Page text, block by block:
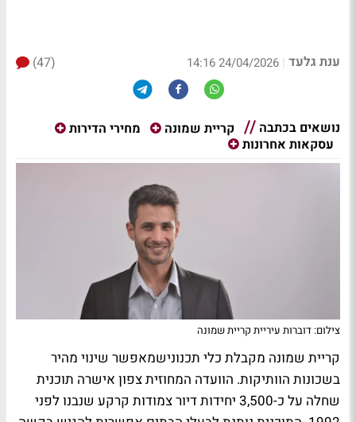
ענת גלעד |
24/04/2026 14:16
(47)
נושאים בכתבה קריית שמונה
מחירי הדירות
עסקאות אחרונות
צילום: דוברות עיריית קריית שמונה
קריית שמונה מקבלת כלי תכנונישמאפשר שינוי מהיר
בשכונות הוותיקות. הוועדה המחוזית צפון אישרה תוכנית
שחלה על כ-3,500 יחידות דיור צמודות קרקע שנבנו לפני